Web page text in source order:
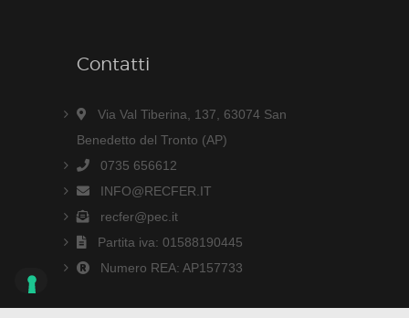
Contatti
Via Val Tiberina, 137, 63074 San
Benedetto del Tronto (AP)
0735 656612
INFO@RECFER.IT
recfer@pec.it
Partita iva: 01588190445
Numero REA: AP157733